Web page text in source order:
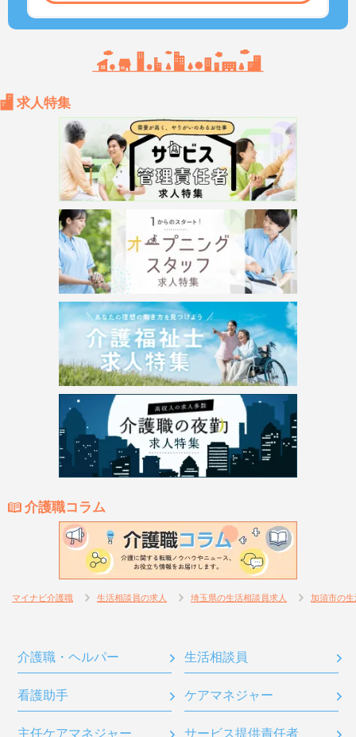
求人特集
介護職コラム
マイナビ介護職 生活相談員の求人 埼玉県の生活相談員求人 加須市の
介護職・ヘルパー 生活相談員
看護助手 ケアマネジャー
主任ケアマネジャー サービス提供責任者